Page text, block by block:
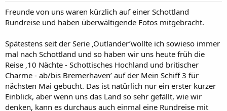
:
Freunde von uns waren kürzlich auf einer Schottland
Rundreise und haben überwältigende Fotos mitgebracht.
Spätestens seit der Serie ‚Outlander’wollte ich sowieso immer
mal nach Schottland und so haben wir uns heute früh die
Reise ‚10 Nächte - Schottisches Hochland und britischer
Charme - ab/bis Bremerhaven’ auf der Mein Schiff 3 für
nächsten Mai gebucht. Das ist natürlich nur ein erster kurzer
Einblick, aber wenn uns das Land so sehr gefällt, wie wir
denken, kann es durchaus auch einmal eine Rundreise mit